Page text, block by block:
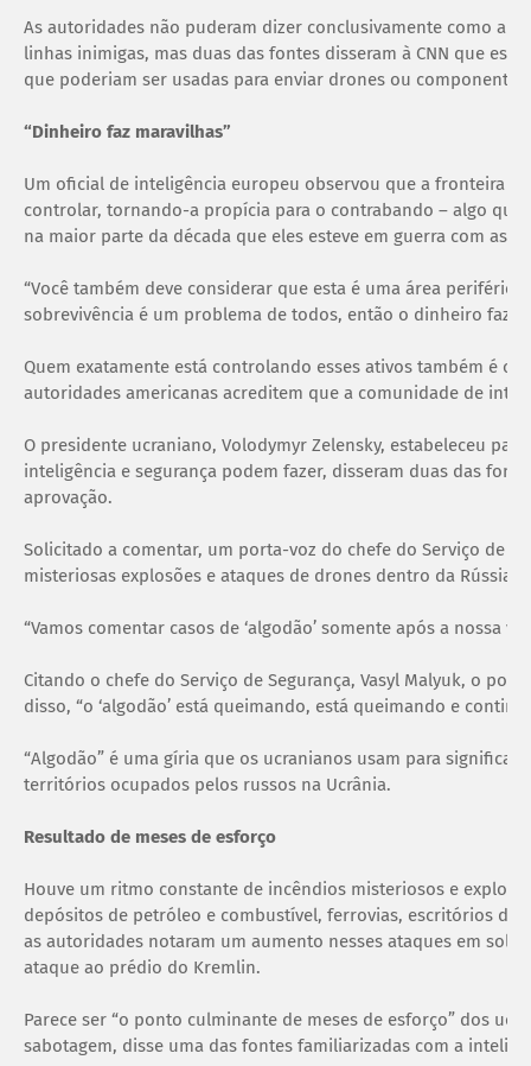
As autoridades não puderam dizer conclusivamente como a
linhas inimigas, mas duas das fontes disseram à CNN que
que poderiam ser usadas para enviar drones ou
“Dinheiro faz maravilhas”
Um oficial de inteligência europeu observou que a fronteira
controlar, tornando-a propícia para o contrabando – algo
na maior parte da década que eles esteve em guerra com as
“Você também deve considerar que esta é uma área periférica
sobrevivência é um problema de todos, então o dinheiro faz
Quem exatamente está controlando esses ativos também é
autoridades americanas acreditem que a comunidade de
O presidente ucraniano, Volodymyr Zelensky, estabeleceu
inteligência e segurança podem fazer, disseram duas das
aprovação.
Solicitado a comentar, um porta-voz do chefe do Serviço de
misteriosas explosões e ataques de drones dentro da Rússia
“Vamos comentar casos de ‘algodão’ somente após a nossa
Citando o chefe do Serviço de Segurança, Vasyl Malyuk, o
disso, “o ‘algodão’ está queimando, está queimando e
“Algodão” é uma gíria que os ucranianos usam para significar
territórios ocupados pelos russos na Ucrânia.
Resultado de meses de esforço
Houve um ritmo constante de incêndios misteriosos e
depósitos de petróleo e combustível, ferrovias, escritórios de
as autoridades notaram um aumento nesses ataques em
ataque ao prédio do Kremlin.
Parece ser “o ponto culminante de meses de esforço” dos
sabotagem, disse uma das fontes familiarizadas com a